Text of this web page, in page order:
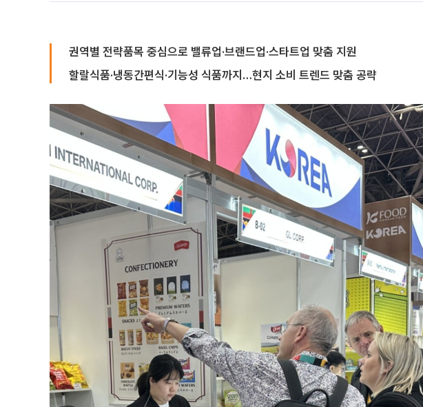
권역별 전략품목 중심으로 밸류업·브랜드업·스타트업 맞춤 지원
할랄식품·냉동간편식·기능성 식품까지…현지 소비 트렌드 맞춤 공략